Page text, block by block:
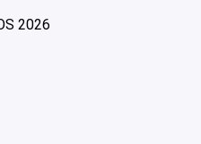
2026